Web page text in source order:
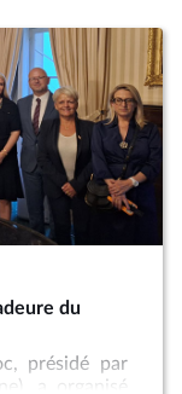
ou de
au pays
pays
des
du
réceptions
du
présidé par
a organisé